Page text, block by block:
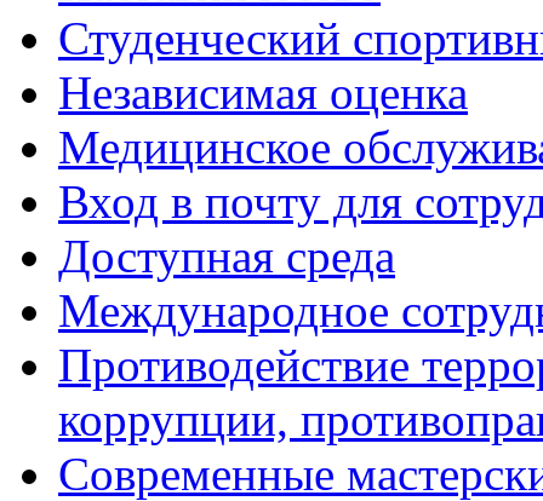
Студенческий
Независимая оценка
Медицинское
Вход в почту для
Доступная среда
Международное
Противодействие
коррупции,
Современные